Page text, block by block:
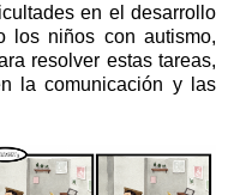
en el desarrollo
los niños con autismo,
resolver estas tareas,
la comunicación y las